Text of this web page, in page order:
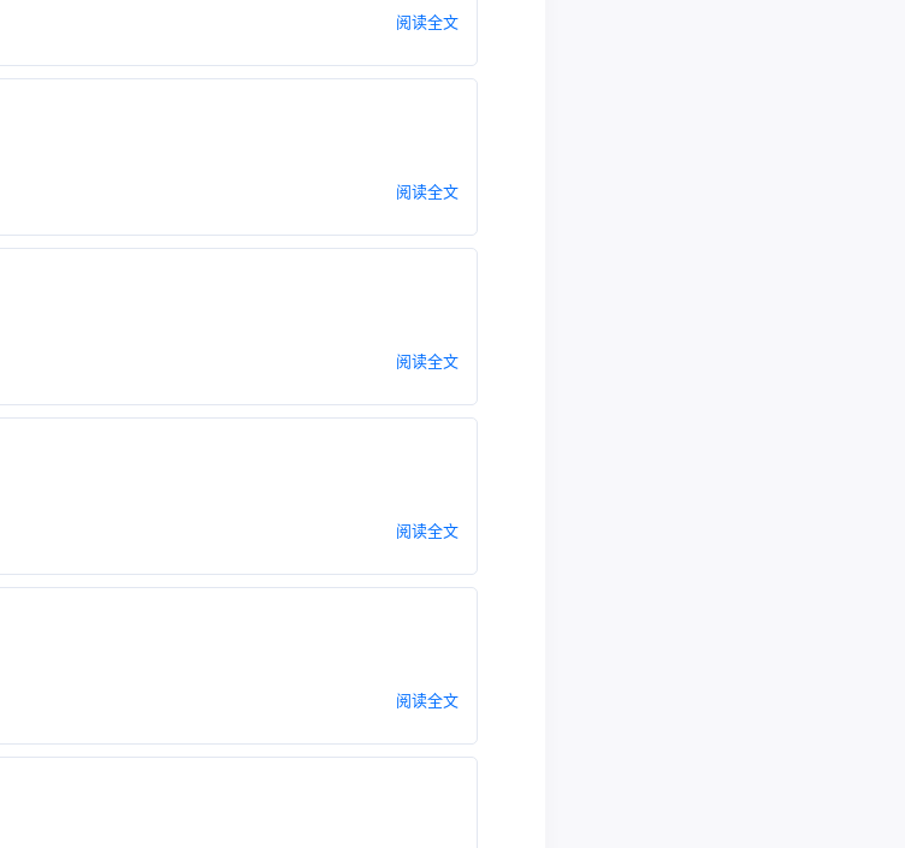
阅读全文
阅读全文
阅读全文
阅读全文
阅读全文